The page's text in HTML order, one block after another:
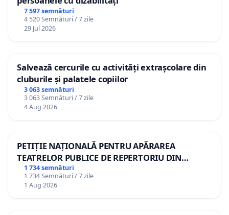
7 597 semnături
4 520 Semnături / 7 zile
29 Jul 2026
Salvează cercurile cu activități extrașcolare din
cluburile și palatele copiilor
3 063 semnături
3 063 Semnături / 7 zile
4 Aug 2026
PETIȚIE NAȚIONALĂ PENTRU APĂRAREA
TEATRELOR PUBLICE DE REPERTORIU DIN
ROMÂNIA
1 734 semnături
1 734 Semnături / 7 zile
1 Aug 2026